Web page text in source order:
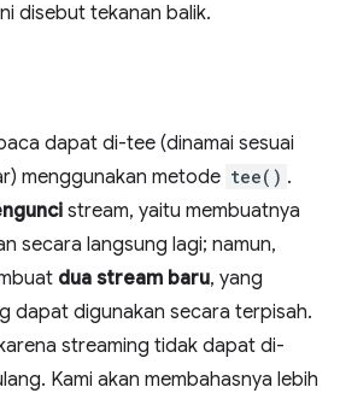
disebut tekanan balik.
dapat di-tee (dinamai sesuai
menggunakan metode tee() .
stream, yaitu membuatnya
secara langsung lagi; namun,
dua stream baru, yang
dapat digunakan secara terpisah.
streaming tidak dapat di-
Kami akan membahasnya lebih